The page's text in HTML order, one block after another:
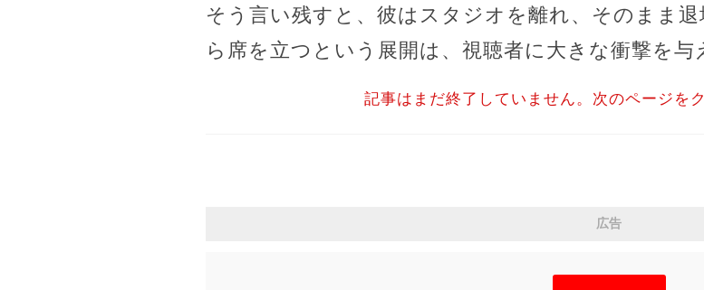
そう言い残すと、彼はスタジオを離れ、そのまま
ら席を立つという展開は、視聴者に大きな衝撃を与
記事はまだ終了していません。次のページを
広告